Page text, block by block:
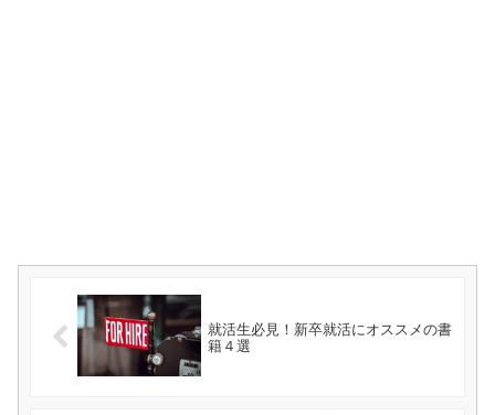
就活生必見！新卒就活にオススメの書
籍４選